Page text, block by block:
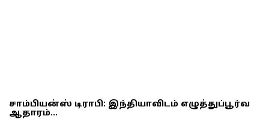
சாம்பியன்ஸ் டிராபி: இந்தியாவிடம் எழுத்துப்பூர்வ
ஆதாரம்...